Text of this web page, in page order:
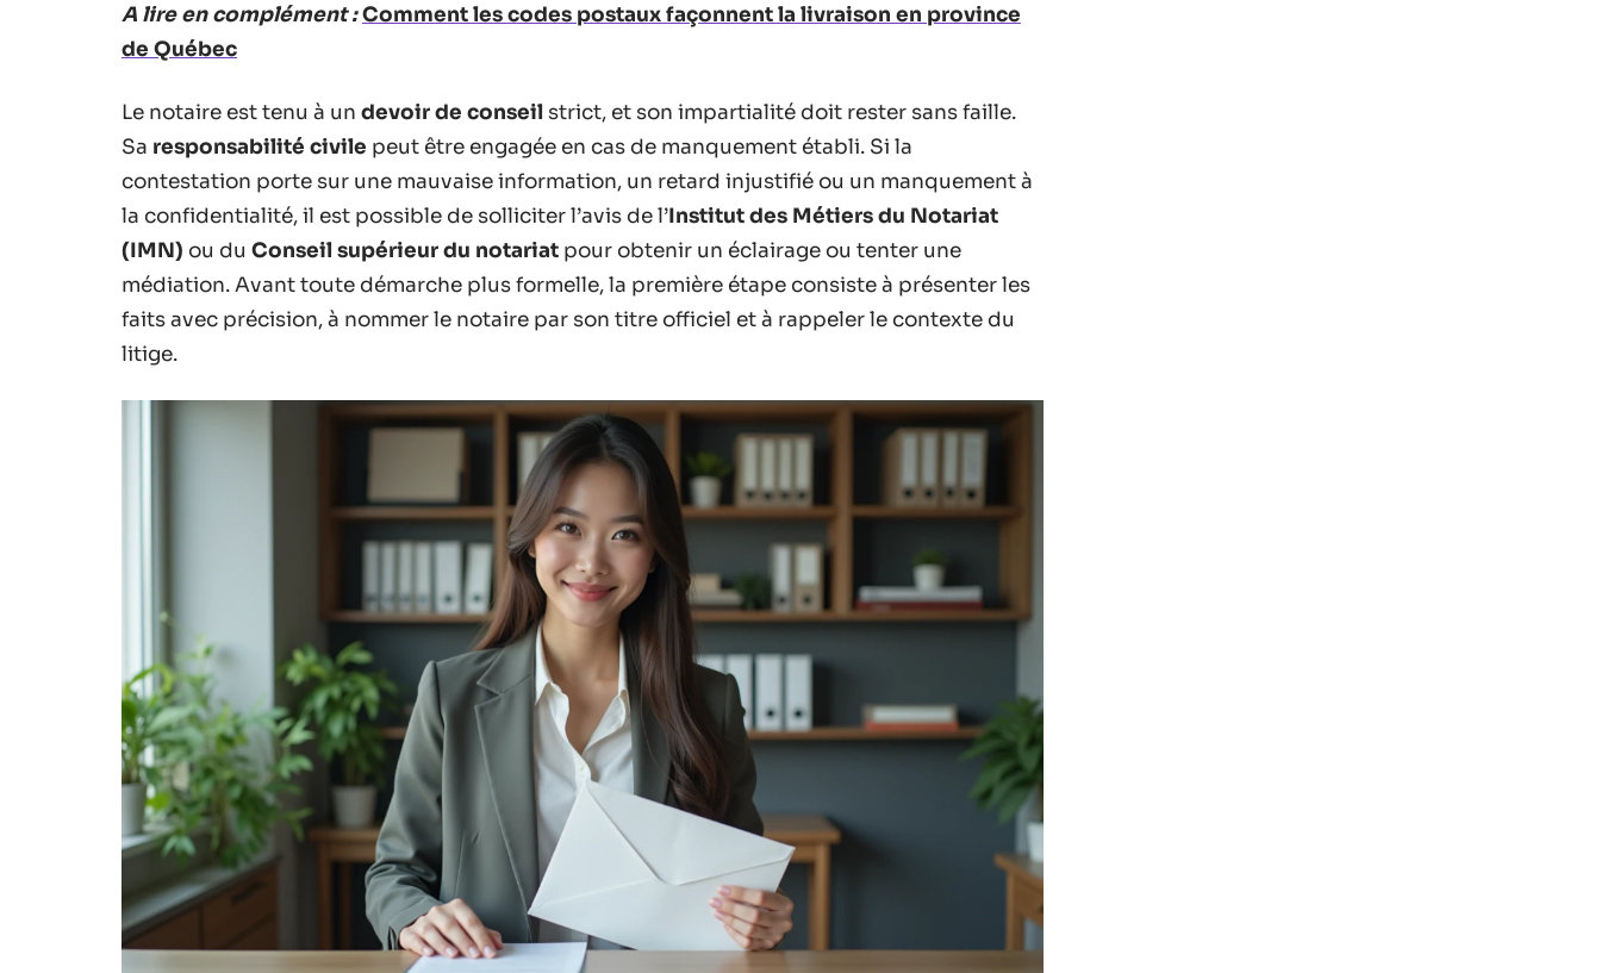
A lire en complément :Comment les codes postaux façonnent la livraison en province
de Québec
Le notaire est tenu à un devoir de conseil strict, et son impartialité doit rester sans faille.
Sa responsabilité civile peut être engagée en cas de manquement établi. Si la
contestation porte sur une mauvaise information, un retard injustifié ou un manquement à
la confidentialité, il est possible de solliciter l’avis de l’Institut des Métiers du Notariat
(IMN) ou du Conseil supérieur du notariat pour obtenir un éclairage ou tenter une
médiation. Avant toute démarche plus formelle, la première étape consiste à présenter les
faits avec précision, à nommer le notaire par son titre officiel et à rappeler le contexte du
litige.